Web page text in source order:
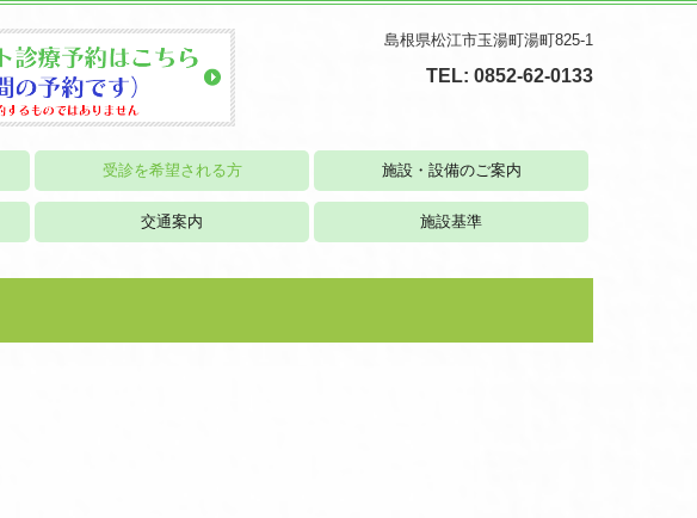
島根県松江市玉湯町湯町825-1
TEL: 0852-62-0133
受診を希望される方 施設・設備のご案内
交通案内 施設基準